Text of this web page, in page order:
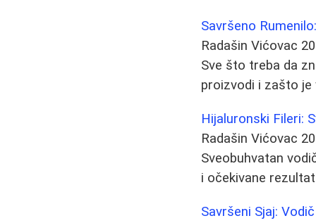
Savršeno
Radašin Vićovac
Sve što treba da
proizvodi i zašto je
Hijaluronski Fileri:
Radašin Vićovac
Sveobuhvatan
i očekivane
Savršeni Sjaj: